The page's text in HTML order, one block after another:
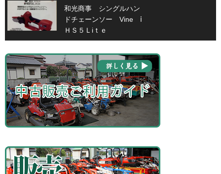
和光商事 シングルハン
ドチェーンソー Vine ⅰ
ＨＳ５Ｌiｔｅ